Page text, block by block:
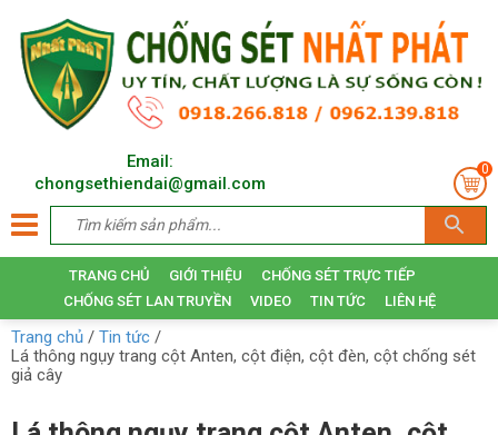
Email:
chongsethiendai@gmail.com
0
TRANG CHỦ GIỚI THIỆU
CHỐNG SÉT TRỰC TIẾP
CHỐNG SÉT LAN TRUYỀN
VIDEO TIN TỨC LIÊN HỆ
Trang chủ / Tin tức /
Lá thông ngụy trang cột Anten, cột điện, cột đèn, cột chống sét
giả cây